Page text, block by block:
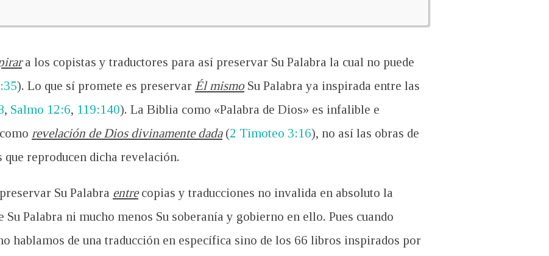
a los copistas y traductores para así preservar Su Palabra la cual no puede
). Lo que sí promete es preservar Él mismoSu Palabra ya inspirada entre las
, Salmo 12:6, 119:140). La Biblia como «Palabra de Dios» es infalible e
revelación de Dios divinamente dada(2 Timoteo 3:16), no así las obras de
reproducen dicha revelación.
Su Palabra entrecopias y traducciones no invalida en absoluto la
Su Palabra ni mucho menos Su soberanía y gobierno en ello. Pues cuando
hablamos de una traducción en específica sino de los 66 libros inspirados por